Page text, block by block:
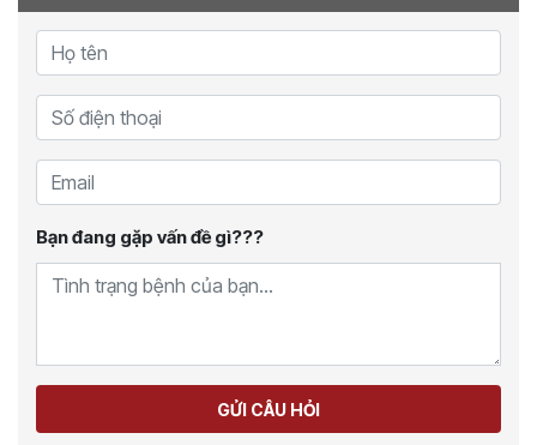
Bạn đang gặp vấn đề gì???
GỬI CÂU HỎI